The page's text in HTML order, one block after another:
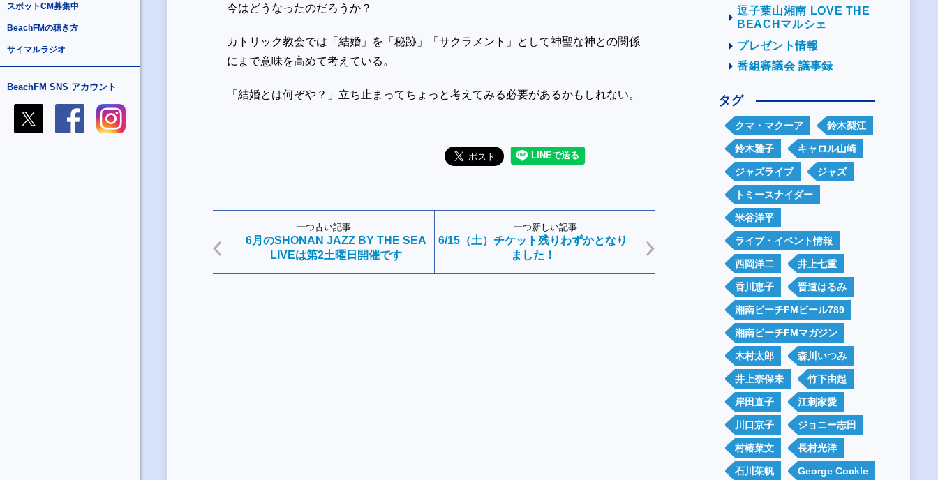
スポットCM募集中
BeachFMの聴き方
サイマルラジオ
BeachFM SNS アカウント
今はどうなったのだろうか？
カトリック教会では「結婚」を「秘跡」「サクラメント」として神聖な神との関係
にまで意味を高めて考えている。
「結婚とは何ぞや？」立ち止まってちょっと考えてみる必要があるかもしれない。
一つ古い記事
6月のSHONAN JAZZ BY THE SEA
LIVEは第2土曜日開催です
一つ新しい記事
6/15（土）チケット残りわずかとなり
ました！
逗子葉山湘南 LOVE THE
BEACHマルシェ
プレゼント情報
番組審議会 議事録
タグ
クマ・マクーア 鈴木梨江
鈴木雅子 キャロル山崎
ジャズライブ ジャズ
トミースナイダー
米谷洋平
ライブ・イベント情報
西岡洋二 井上七重
香川恵子 晋道はるみ
湘南ビーチFMビール789
湘南ビーチFMマガジン
木村太郎 森川いつみ
井上奈保未 竹下由起
岸田直子 江刺家愛
川口京子 ジョニー志田
村椿菜文 長村光洋
石川茱帆 George Cockle